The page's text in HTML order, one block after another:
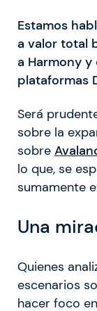
Estamos
a valor total
a Harmony
plataformas
Será
sobre la
sobre
lo que, se
sumamente
Una
Quienes
escenarios
hacer foco